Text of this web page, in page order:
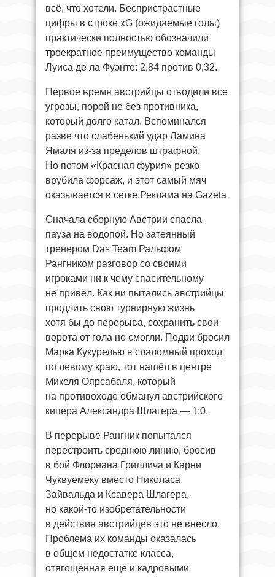
всё, что хотели. Беспристрастные
цифры в строке xG (ожидаемые голы)
практически полностью обозначили
троекратное преимущество команды
Луиса де ла Фуэнте: 2,84 против 0,32.
Первое время австрийцы отводили все
угрозы, порой не без противника,
который долго катал. Вспоминался
разве что слабенький удар Ламина
Ямаля из-за пределов штрафной.
Но потом «Красная фурия» резко
врубила форсаж, и этот самый мяч
оказывается в сетке.Реклама на Gazeta
Сначала сборную Австрии спасла
пауза на водопой. Но затеянный
тренером Das Team Ральфом
Рангником разговор со своими
игроками ни к чему спасительному
не привёл. Как ни пытались австрийцы
продлить свою турнирную жизнь
хотя бы до перерыва, сохранить свои
ворота от гола не смогли. Педри бросил
Марка Кукурелью в слаломный проход
по левому краю, тот нашёл в центре
Микеля Оярсабаля, который
на противоходе обманул австрийского
кипера Александра Шлагера — 1:0.
В перерыве Рангник попытался
перестроить среднюю линию, бросив
в бой Флориана Гриллича и Карни
Чуквуемеку вместо Николаса
Зайвальда и Ксавера Шлагера,
но какой-то изобретательности
в действия австрийцев это не внесло.
Проблема их команды оказалась
в общем недостатке класса,
отягощённая ещё и кадровыми